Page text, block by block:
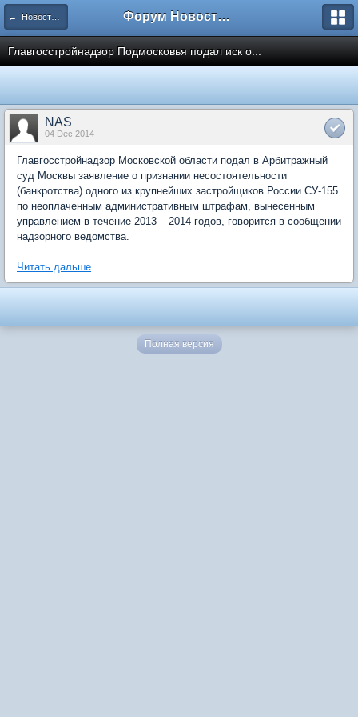
← Новости рынка недвижимости Форум Новостройки
Главгосстройнадзор Подмосковья подал иск о...
NAS
04 Dec 2014
Главгосстройнадзор Московской области подал в Арбитражный
суд Москвы заявление о признании несостоятельности
(банкротства) одного из крупнейших застройщиков России СУ-155
по неоплаченным административным штрафам, вынесенным
управлением в течение 2013 – 2014 годов, говорится в сообщении
надзорного ведомства.
Читать дальше
Полная версия